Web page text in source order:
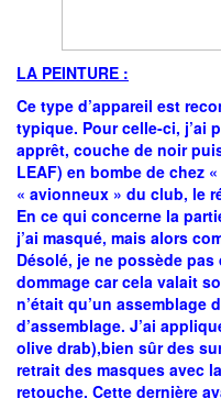
LA PEINTURE :
Ce type d’appareil est
typique. Pour celle-ci, j’ai
apprêt, couche de noir
LEAF) en bombe de chez
« avionneux » du club, le
En ce qui concerne la
j’ai masqué, mais alors
Désolé, je ne possède
dommage car cela valait
n’était qu’un assemblage
d’assemblage. J’ai
olive drab),bien sûr des
retrait des masques avec
retouche. Cette dernière